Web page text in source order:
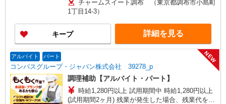
チャームスイート調布 （東京都調布市小島町
1丁目14-3）
キープ 詳細を見る
アルバイト パート
コンパスグループ・ジャパン株式会社 39278_p
NEW
調理補助【アルバイト・パート】
時給1,280円以上 試用期間中 時給1,280円以上
(試用期間2ヶ月) 残業が発生した場合、残業代を1